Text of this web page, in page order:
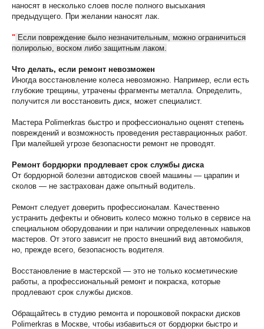
наносят в несколько слоев после полного высыхания
предыдущего. При желании наносят лак.
" Если повреждение было незначительным, можно ограничиться
полиролью, воском либо защитным лаком.
Что делать, если ремонт невозможен
Иногда восстановление колеса невозможно. Например, если есть
глубокие трещины, утрачены фрагменты металла. Определить,
получится ли восстановить диск, может специалист.
Мастера Polimerkras быстро и профессионально оценят степень
повреждений и возможность проведения реставрационных работ.
При малейшей угрозе безопасности ремонт не проводят.
Ремонт бордюрки продлевает срок службы диска
От бордюрной болезни автодисков своей машины — царапин и
сколов — не застрахован даже опытный водитель.
Ремонт следует доверить профессионалам. Качественно
устранить дефекты и обновить колесо можно только в сервисе на
специальном оборудовании и при наличии определенных навыков
мастеров. От этого зависит не просто внешний вид автомобиля,
но, прежде всего, безопасность водителя.
Восстановление в мастерской — это не только косметические
работы, а профессиональный ремонт и покраска, которые
продлевают срок службы дисков.
Обращайтесь в студию ремонта и порошковой покраски дисков
Polimerkras в Москве, чтобы избавиться от бордюрки быстро и